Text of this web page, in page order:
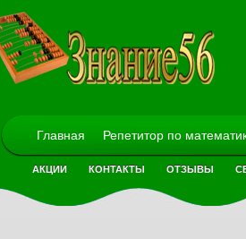
Главная Репетитор по
АКЦИИ КОНТАКТЫ ОТЗЫВЫ